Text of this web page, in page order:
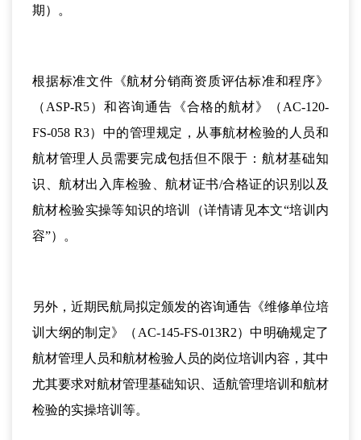
期）。
根据标准文件《航材分销商资质评估标准和程序》
（ASP-R5）和咨询通告《合格的航材》（AC-120-
FS-058 R3）中的管理规定，从事航材检验的人员和
航材管理人员需要完成包括但不限于：航材基础知
识、航材出入库检验、航材证书/合格证的识别以及
航材检验实操等知识的培训（详情请见本文“培训内
容”）。
另外，近期民航局拟定颁发的咨询通告《维修单位培
训大纲的制定》（AC-145-FS-013R2）中明确规定了
航材管理人员和航材检验人员的岗位培训内容，其中
尤其要求对航材管理基础知识、适航管理培训和航材
检验的实操培训等。